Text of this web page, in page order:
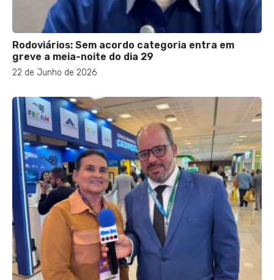
Rodoviários: Sem acordo categoria entra em
greve a meia-noite do dia 29
22 de Junho de 2026